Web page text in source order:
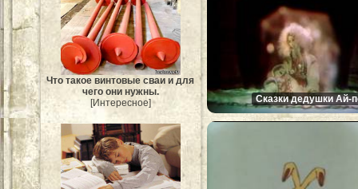
Что такое винтовые сваи и для
чего они нужны.
[Интересное]
Сказки дедушки Ай-